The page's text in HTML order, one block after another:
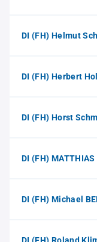
DI (FH) Helmut
DI (FH) Herbert
DI (FH) Horst
DI (FH) MATTHIAS
DI (FH) Michael